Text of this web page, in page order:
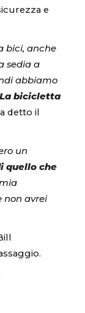
e
bici, anche
sedia a
abbiamo
La bicicletta
detto il
un
quello che
non avrei